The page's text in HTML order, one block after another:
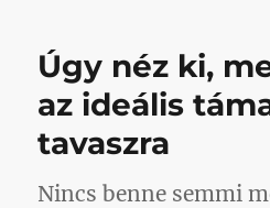
után
című
Úgy néz ki,
az ideális
tavaszra
Nincs benne semmi